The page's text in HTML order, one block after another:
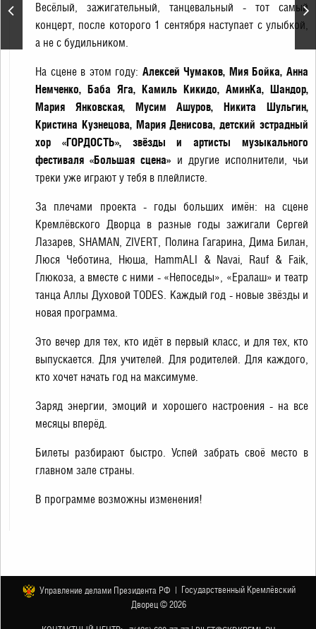
Дню семьи, любви и
верности
Весёлый, зажигательный, танцевальный - тот самый
концерт, после которого 1 сентября наступает с улыбкой,
а не с будильником.
На сцене в этом году: Алексей Чумаков, Мия Бойка, Анна
Немченко, Баба Яга, Камиль Кикидо, АминКа, Шандор,
Мария Янковская, Мусим Ашуров, Никита Шульгин,
Кристина Кузнецова, Мария Денисова, детский эстрадный
хор «ГОРДОСТЬ», звёзды и артисты музыкального
фестиваля «Большая сцена» и другие исполнители, чьи
треки уже играют у тебя в плейлисте.
За плечами проекта - годы больших имён: на сцене
Кремлёвского Дворца в разные годы зажигали Сергей
Лазарев, SHAMAN, ZIVERT, Полина Гагарина, Дима Билан,
Люся Чеботина, Нюша, HammALI & Navai, Rauf & Faik,
Глюкоза, а вместе с ними - «Непоседы», «Ералаш» и театр
танца Аллы Духовой TODES. Каждый год - новые звёзды и
новая программа.
Это вечер для тех, кто идёт в первый класс, и для тех, кто
выпускается. Для учителей. Для родителей. Для каждого,
кто хочет начать год на максимуме.
Заряд энергии, эмоций и хорошего настроения - на все
месяцы вперёд.
Билеты разбирают быстро. Успей забрать своё место в
главном зале страны.
В программе возможны изменения!
Управление делами Президента РФ | Государственный Кремлёвский
Дворец © 2026